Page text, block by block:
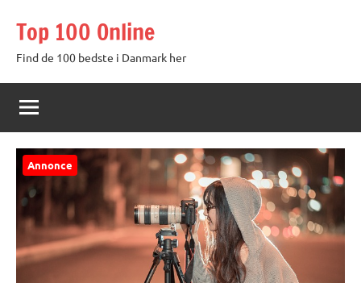
indhold
Top 100 Online
Find de 100 bedste i Danmark her
Annonce